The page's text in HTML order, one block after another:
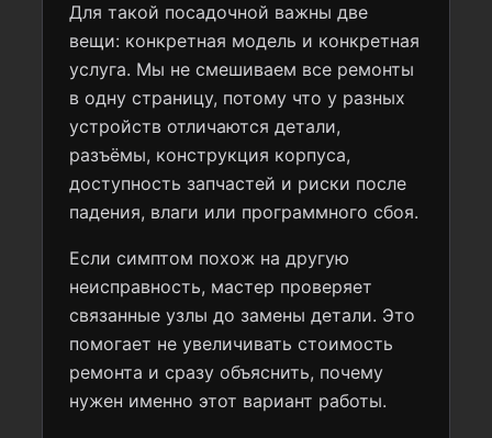
Для такой посадочной важны две
вещи: конкретная модель и конкретная
услуга. Мы не смешиваем все ремонты
в одну страницу, потому что у разных
устройств отличаются детали,
разъёмы, конструкция корпуса,
доступность запчастей и риски после
падения, влаги или программного сбоя.
Если симптом похож на другую
неисправность, мастер проверяет
связанные узлы до замены детали. Это
помогает не увеличивать стоимость
ремонта и сразу объяснить, почему
нужен именно этот вариант работы.